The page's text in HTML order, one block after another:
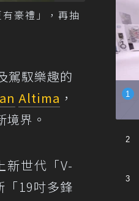
豪禮」，再抽
駕馭樂趣的
Altima ，
界。
新世代「V-
「19吋多鋒